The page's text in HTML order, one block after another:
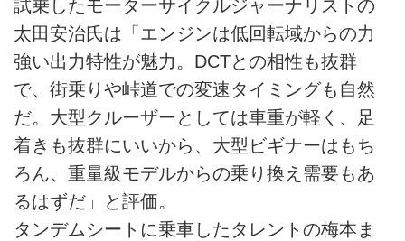
試乗したモーターサイクルジャーナリストの
太田安治氏は「エンジンは低回転域からの力
強い出力特性が魅力。DCTとの相性も抜群
で、街乗りや峠道での変速タイミングも自然
だ。大型クルーザーとしては車重が軽く、足
着きも抜群にいいから、大型ビギナーはもち
ろん、重量級モデルからの乗り換え需要もあ
るはずだ」と評価。
タンデムシートに乗車したタレントの梅本ま